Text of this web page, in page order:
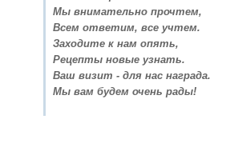
Мы внимательно прочтем,
Всем ответим, все учтем.
Заходите к нам опять,
Рецепты новые узнать.
Ваш визит - для нас награда.
Мы вам будем очень рады!